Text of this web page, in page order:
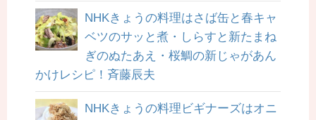
NHKきょうの料理はさば缶と春キャ
ベツのサッと煮・しらすと新たまね
ぎのぬたあえ・桜鯛の新じゃがあん
かけレシピ！斉藤辰夫
NHKきょうの料理ビギナーズはオニ